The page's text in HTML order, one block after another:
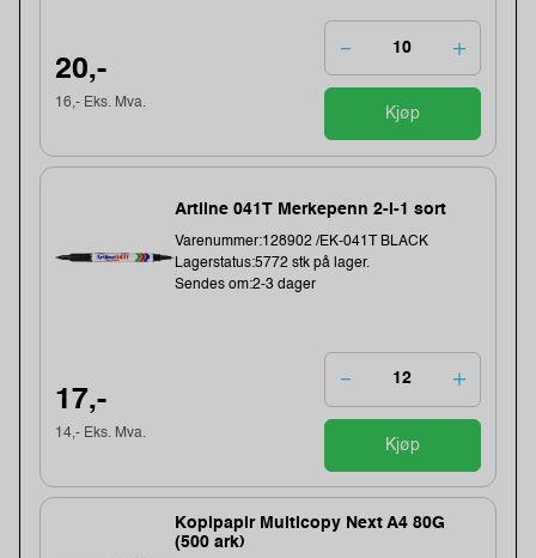
20,-
16,- Eks. Mva.
Kjøp
Artline 041T Merkepenn 2-i-1 sort
Varenummer:128902 /EK-041T BLACK
Lagerstatus:5772 stk på lager.
Sendes om:2-3 dager
17,-
14,- Eks. Mva.
Kjøp
Kopipapir Multicopy Next A4 80G
(500 ark)